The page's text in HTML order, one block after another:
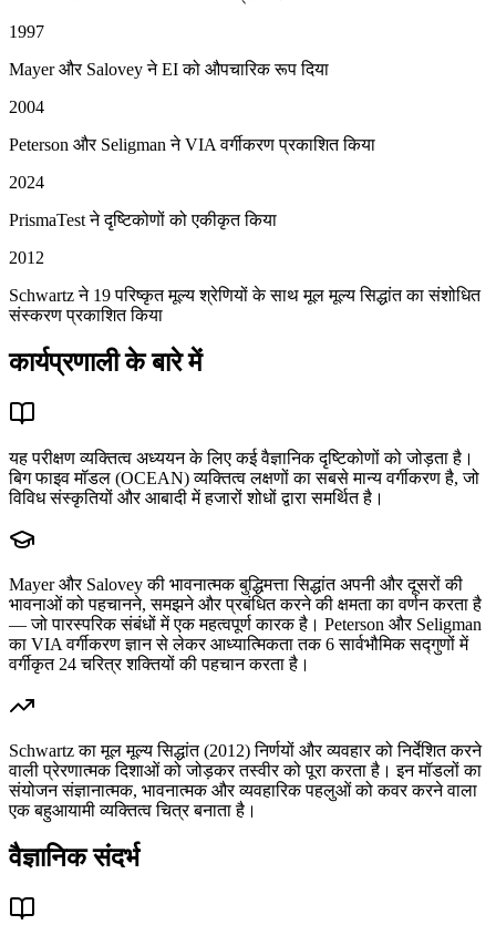
1997
Mayer और Salovey ने EI को औपचारिक रूप दिया
2004
Peterson और Seligman ने VIA वर्गीकरण प्रकाशित किया
2024
PrismaTest ने दृष्टिकोणों को एकीकृत किया
2012
Schwartz ने 19 परिष्कृत मूल्य श्रेणियों के साथ मूल मूल्य सिद्धांत का संशोधित
संस्करण प्रकाशित किया
कार्यप्रणाली के बारे में
यह परीक्षण व्यक्तित्व अध्ययन के लिए कई वैज्ञानिक दृष्टिकोणों को जोड़ता है।
बिग फाइव मॉडल (OCEAN) व्यक्तित्व लक्षणों का सबसे मान्य वर्गीकरण है, जो
विविध संस्कृतियों और आबादी में हजारों शोधों द्वारा समर्थित है।
Mayer और Salovey की भावनात्मक बुद्धिमत्ता सिद्धांत अपनी और दूसरों की
भावनाओं को पहचानने, समझने और प्रबंधित करने की क्षमता का वर्णन करता है
— जो पारस्परिक संबंधों में एक महत्वपूर्ण कारक है। Peterson और Seligman
का VIA वर्गीकरण ज्ञान से लेकर आध्यात्मिकता तक 6 सार्वभौमिक सद्गुणों में
वर्गीकृत 24 चरित्र शक्तियों की पहचान करता है।
Schwartz का मूल मूल्य सिद्धांत (2012) निर्णयों और व्यवहार को निर्देशित करने
वाली प्रेरणात्मक दिशाओं को जोड़कर तस्वीर को पूरा करता है। इन मॉडलों का
संयोजन संज्ञानात्मक, भावनात्मक और व्यवहारिक पहलुओं को कवर करने वाला
एक बहुआयामी व्यक्तित्व चित्र बनाता है।
वैज्ञानिक संदर्भ